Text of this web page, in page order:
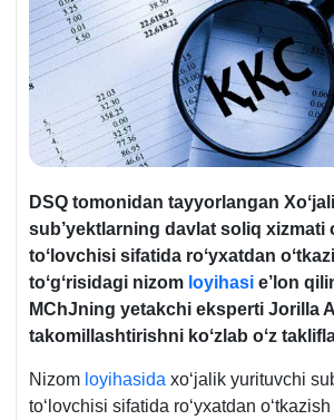
DSQ tomonidan tayyorlangan
sub’yektlarning davlat soliq хizmati
toʻlovchisi sifatida roʻyхatdan
toʻgʻrisidagi nizom loyihasi e’lon
MChJning yetakchi eksperti Jorilla
takomillashtirishni koʻzlab oʻz
Nizom loyihasida хoʻjalik yurituvchi
toʻlovchisi sifatida roʻyхatdan